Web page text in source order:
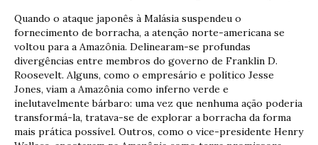
Quando o ataque japonês à Malásia suspendeu o
fornecimento de borracha, a atenção norte-americana se
voltou para a Amazônia. Delinearam-se profundas
divergências entre membros do governo de Franklin D.
Roosevelt. Alguns, como o empresário e político Jesse
Jones, viam a Amazônia como inferno verde e
inelutavelmente bárbaro: uma vez que nenhuma ação poderia
transformá-la, tratava-se de explorar a borracha da forma
mais prática possível. Outros, como o vice-presidente Henry